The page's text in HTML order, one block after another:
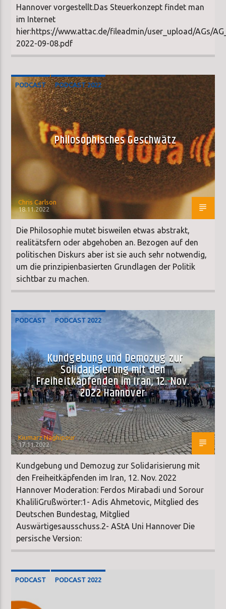
Hannover vorgestellt.Das Steuerkonzept findet man
im Internet
hier:https://www.attac.de/fileadmin/user_upload/AGs/
2022-09-08.pdf
PODCAST PODCAST 2022
Philosophisches Geschwätz
Chris Carlson
18.11.2022
Die Philosophie mutet bisweilen etwas abstrakt,
realitätsfern oder abgehoben an. Bezogen auf den
politischen Diskurs aber ist sie auch sehr notwendig,
um die prinzipienbasierten Grundlagen der Politik
sichtbar zu machen.
PODCAST PODCAST 2022
Kundgebung und Demozug zur
Solidarisierung mit den
Freiheitkäpfenden im Iran, 12. Nov.
2022 Hannover
Kiumarz Naghipour
17.11.2022
Kundgebung und Demozug zur Solidarisierung mit
den Freiheitkäpfenden im Iran, 12. Nov. 2022
Hannover Moderation: Ferdos Mirabadi und Sorour
KhaliliGrußwörter:1- Adis Ahmetovic, Mitglied des
Deutschen Bundestag, Mitglied
Auswärtigesausschuss.2- AStA Uni Hannover Die
persische Version:
PODCAST PODCAST 2022